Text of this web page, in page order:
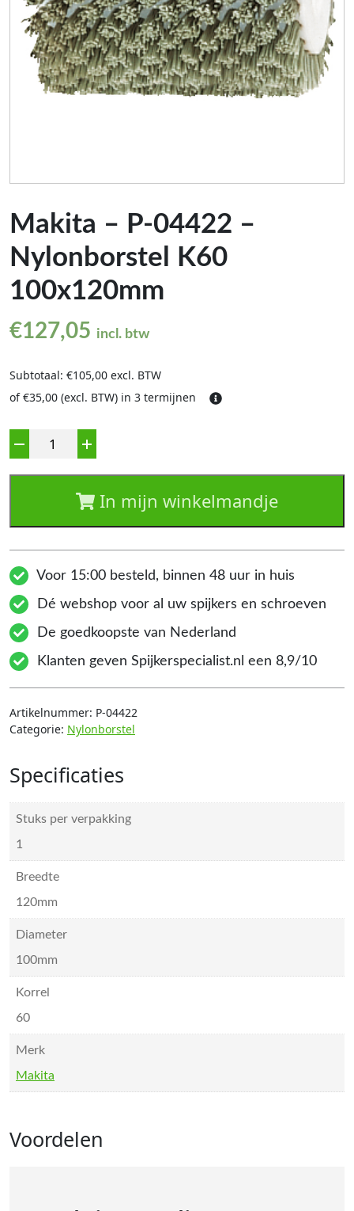
Makita – P-04422 –
Nylonborstel K60
100x120mm
€127,05 incl. btw
Subtotaal: €105,00 excl. BTW
of €35,00 (excl. BTW) in 3 termijnen
In mijn winkelmandje
Voor 15:00 besteld, binnen 48 uur in huis
Dé webshop voor al uw spijkers en schroeven
De goedkoopste van Nederland
Klanten geven Spijkerspecialist.nl een 8,9/10
Artikelnummer: P-04422
Categorie: Nylonborstel
Specificaties
Stuks per verpakking
1
Breedte
120mm
Diameter
100mm
Korrel
60
Merk
Makita
Voordelen